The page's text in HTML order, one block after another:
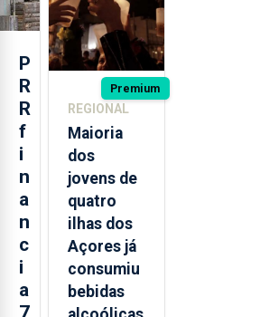
P
R
R
f
i
n
a
n
c
i
a
Roménia
Premium
REGIONAL
Maioria
dos
jovens de
quatro
ilhas dos
Açores já
consumiu
bebidas